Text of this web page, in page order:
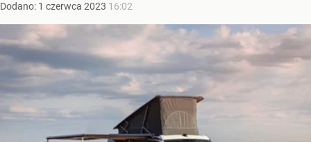
Dodano: 1 czerwca 2023 16:02